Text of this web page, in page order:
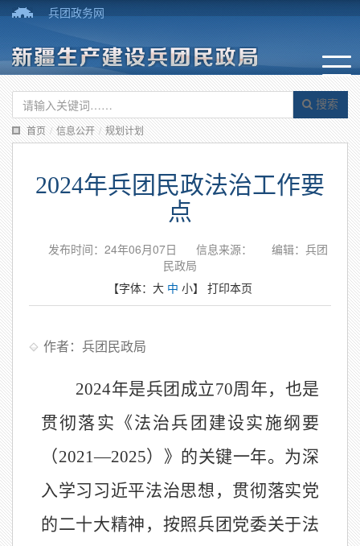
兵团政务网
搜索
首页 / 信息公开 / 规划计划
2024年兵团民政法治工作要
点
发布时间：24年06月07日 信息来源：
编辑：兵团
民政局
【字体： 大 中 小】 打印本页
作者：兵团民政局
2024年是兵团成立70周年，也是
贯彻落实《法治兵团建设实施纲要
（2021—2025）》的关键一年。为深
入学习习近平法治思想，贯彻落实党
的二十大精神，按照兵团党委关于法